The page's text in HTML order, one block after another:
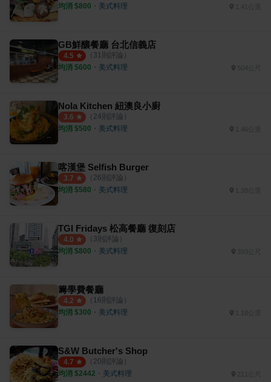
均消 $800 ・ 美式料理 1.41公里
GB鮮釀餐廳 台北信義店
4.5 （ 31則評論）
均消 $600 ・ 美式料理 504公尺
Nola Kitchen 紐澳良小廚
3.6 （ 24則評論）
均消 $500 ・ 美式料理 1.46公里
喀漢堡 Selfish Burger
3.7 （ 26則評論）
均消 $580 ・ 美式料理
TGI Fridays 松高餐廳 復刻店
4.0 （ 3則評論）
均消 $800 ・ 美式料理
籌學費餐廳
4.2 （ 16則評論）
均消 $300 ・ 美式料理
S&W Butcher's Shop
4.7 （ 20則評論）
均消 $2442 ・ 美式料理